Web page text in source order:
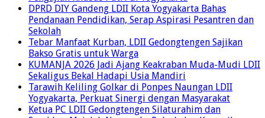
DPRD DIY Gandeng LDII Kota Yogyakarta Bahas
Pendanaan Pendidikan, Serap Aspirasi Pesantren dan
Sekolah
Tebar Manfaat Kurban, LDII Gedongtengen Sajikan
Bakso Gratis untuk Warga
KUMANJA 2026 Jadi Ajang Keakraban Muda-Mudi LDII
Sekaligus Bekal Hadapi Usia Mandiri
Tarawih Keliling Golkar di Ponpes Naungan LDII
Yogyakarta, Perkuat Sinergi dengan Masyarakat
Ketua PC LDII Gedongtengen Silaturahim dan